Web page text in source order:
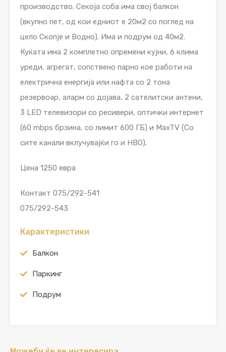
производство. Секоја соба има свој балкон
(вкупно пет, од кои едниот е 20м2 со поглед на
цело Скопје и Водно). Има и подрум од 40м2.
Куќата има 2 комплетно опремени кујни, 6 клима
уреди, агрегат, сопствено парно кое работи на
електрична енергија или нафта со 2 тона
резервоар, аларм со дојава, 2 сателитски антени,
3 LED телевизори со ресивери, оптички интернет
(60 mbps брзина, со лимит 600 ГБ) и MaxTV (Со
сите канали вклучувајќи го и HBO).
Цена 1250 евра
Контакт 075/292-541
075/292-543
Карактеристики
Балкон
Паркинг
Подрум